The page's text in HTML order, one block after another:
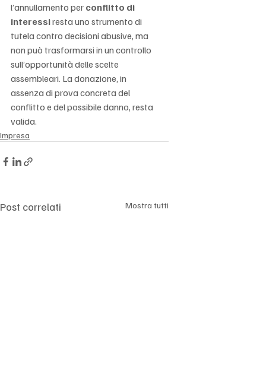
l’annullamento per conflitto di
interessi resta uno strumento di
tutela contro decisioni abusive, ma
non può trasformarsi in un controllo
sull’opportunità delle scelte
assembleari. La donazione, in
assenza di prova concreta del
conflitto e del possibile danno, resta
valida.
Impresa
Post correlati Mostra tutti